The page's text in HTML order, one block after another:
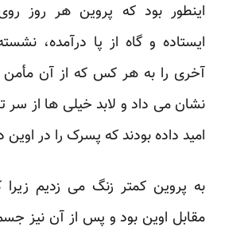
اینطور بود که پروین هر روز
ایستاده و گاه از پا درآمده،
آخری را به هر کس که از آن
نشان می داد و لابد خیلی ها از سر
امید داده بودند که پسرک را در اوین
به پروین کمتر زنگ می زدیم
مقابل اوین بود و پس از آن نیز